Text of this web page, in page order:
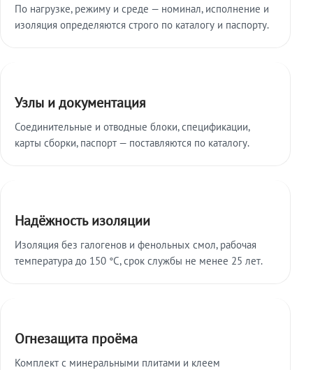
По нагрузке, режиму и среде — номинал, исполнение и
изоляция определяются строго по каталогу и паспорту.
Узлы и документация
Соединительные и отводные блоки, спецификации,
карты сборки, паспорт — поставляются по каталогу.
Надёжность изоляции
Изоляция без галогенов и фенольных смол, рабочая
температура до 150 °C, срок службы не менее 25 лет.
Огнезащита проёма
Комплект с минеральными плитами и клеем